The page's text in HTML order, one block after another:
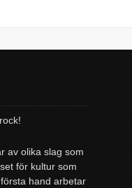
av olika slag som
för kultur som
hand arbetar